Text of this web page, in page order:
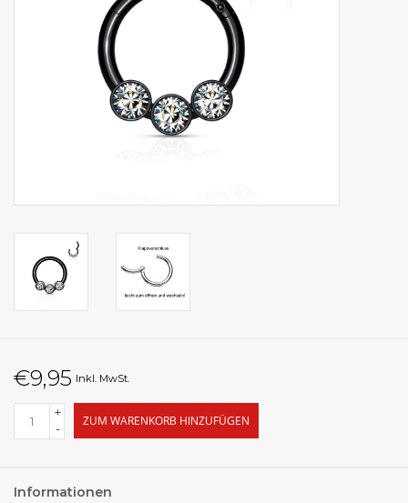
€9,95 Inkl. MwSt.
+
-
ZUM WARENKORB HINZUFÜGEN
Informationen